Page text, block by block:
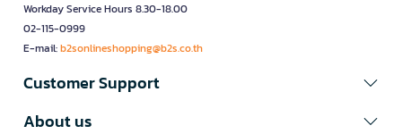
Workday Service Hours 8.30-18.00
02-115-0999
E-mail:b2sonlineshopping@b2s.co.th
Customer Support
About us